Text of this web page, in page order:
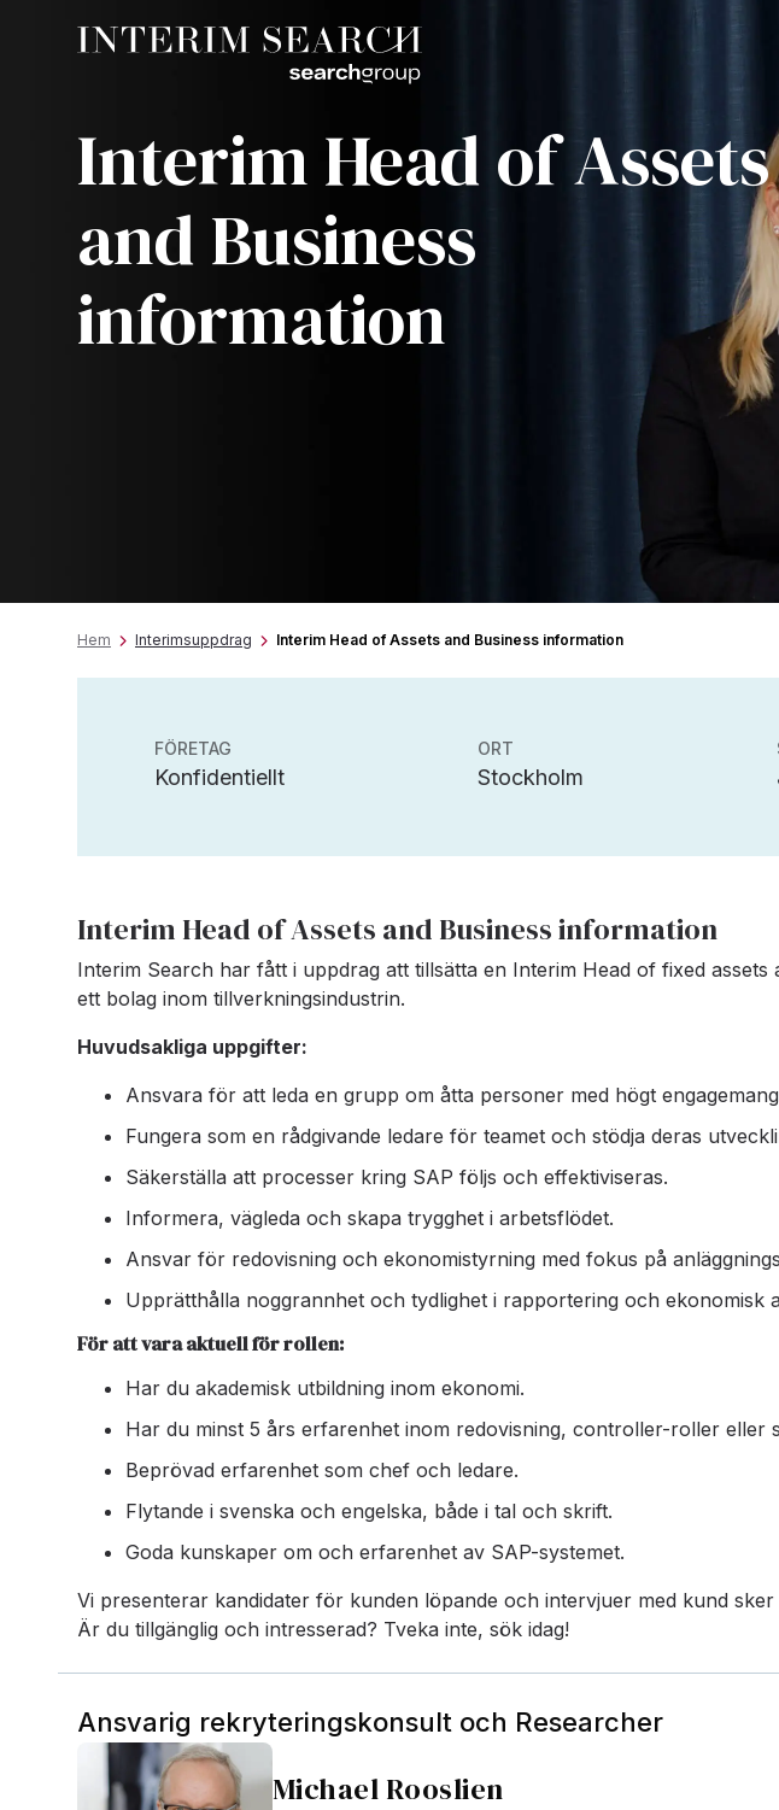
Interim Head of Assets
and Business
information
Hem Interimsuppdrag Interim Head of Assets and Business information
FÖRETAG
Konfidentiellt
ORT
Stockholm
Interim Head of Assets and Business information
Interim Search har fått i uppdrag att tillsätta en Interim Head of fixed assets
ett bolag inom tillverkningsindustrin.
Huvudsakliga uppgifter:
Ansvara för att leda en grupp om åtta personer med högt
Fungera som en rådgivande ledare för teamet och stödja deras
Säkerställa att processer kring SAP följs och effektiviseras.
Informera, vägleda och skapa trygghet i arbetsflödet.
Ansvar för redovisning och ekonomistyrning med fokus på
Upprätthålla noggrannhet och tydlighet i rapportering och ekonomisk
För att vara aktuell för rollen:
Har du akademisk utbildning inom ekonomi.
Har du minst 5 års erfarenhet inom redovisning, controller-roller eller
Beprövad erfarenhet som chef och ledare.
Flytande i svenska och engelska, både i tal och skrift.
Goda kunskaper om och erfarenhet av SAP-systemet.
Vi presenterar kandidater för kunden löpande och intervjuer med kund sker
Är du tillgänglig och intresserad? Tveka inte, sök idag!
Ansvarig rekryteringskonsult och Researcher
Michael Rooslien